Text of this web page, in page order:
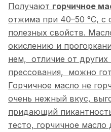
Получают горчичное
отжима при 40–50 °C,
полезных свойств.
окислению и
нем, отличие от
прессования, можно
Горчичное масло не
очень нежный вкус,
придающий
тесто, горчичное масло